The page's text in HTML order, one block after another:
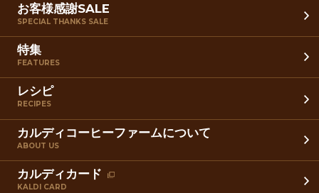
お客様感謝SALE
SPECIAL THANKS SALE
特集
FEATURES
レシピ
RECIPES
カルディコーヒーファームについて
ABOUT US
カルディカード
KALDI CARD